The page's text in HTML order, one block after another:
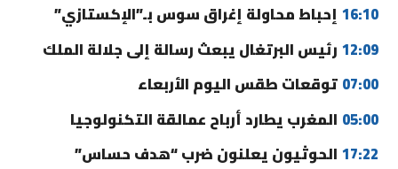
16:10 إحباط محاولة إغراق سوس بـ”الإكستازي”
12:09 رئيس البرتغال يبعث رسالة إلى جلالة الملك
07:00 توقعات طقس اليوم الأربعاء
05:00 المغرب يطارد أرباح عمالقة التكنولوجيا
17:22 الحوثيون يعلنون ضرب “هدف حساس”